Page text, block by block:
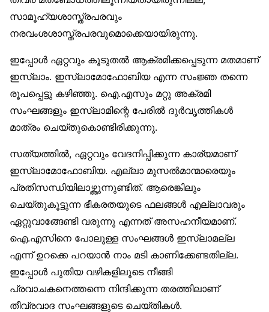
സാമൂഹ്യശാസ്ത്രപരവും
നരവംശശാസ്ത്രപരവുമൊക്കെയായിരുന്നു.
ഇപ്പോൾ ഏറ്റവും കൂടുതൽ ആക്രമിക്കപ്പെടുന്ന മതമാണ്
ഇസ്‌ലാം. ഇസ്‌ലാമോഫോബിയ എന്ന സംജ്ഞ തന്നെ
രൂപപ്പെട്ടു കഴിഞ്ഞു. ഐ.എസും മറ്റു അക്രമി
സംഘങ്ങളും ഇസ്‌ലാമിന്റെ പേരിൽ ദുർവൃത്തികൾ
മാത്രം ചെയ്തുകൊണ്ടിരിക്കുന്നു.
സത്യത്തിൽ, ഏറ്റവും വേദനിപ്പിക്കുന്ന കാര്യമാണ്
ഇസ്‌ലാമോഫോബിയ. എല്ലാ മുസൽമാന്മാരെയും
പ്രതിസന്ധിയിലാഴ്ത്തുന്നുണ്ടിത്. ആരെങ്കിലും
ചെയ്തുകൂട്ടുന്ന ഭീകരതയുടെ ഫലങ്ങൾ എല്ലാവരും
ഏറ്റുവാങ്ങേണ്ടി വരുന്നു എന്നത് അസഹനീയമാണ്.
ഐ.എസിനെ പോലുള്ള സംഘങ്ങൾ ഇസ്‌ലാമല്ല
എന്ന് ഉറക്കെ പറയാൻ നാം മടി കാണിക്കേണ്ടതില്ല.
ഇപ്പോൾ പുതിയ വഴികളിലൂടെ നീങ്ങി
പ്രവാചകനെത്തന്നെ നിന്ദിക്കുന്ന തരത്തിലാണ്
തീവ്രവാദ സംഘങ്ങളുടെ ചെയ്തികൾ.